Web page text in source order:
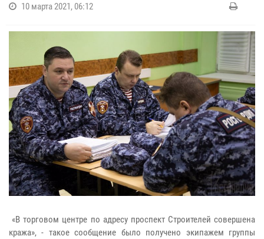
10 марта 2021, 06:12
«В торговом центре по адресу проспект Строителей совершена
кража», - такое сообщение было получено экипажем группы